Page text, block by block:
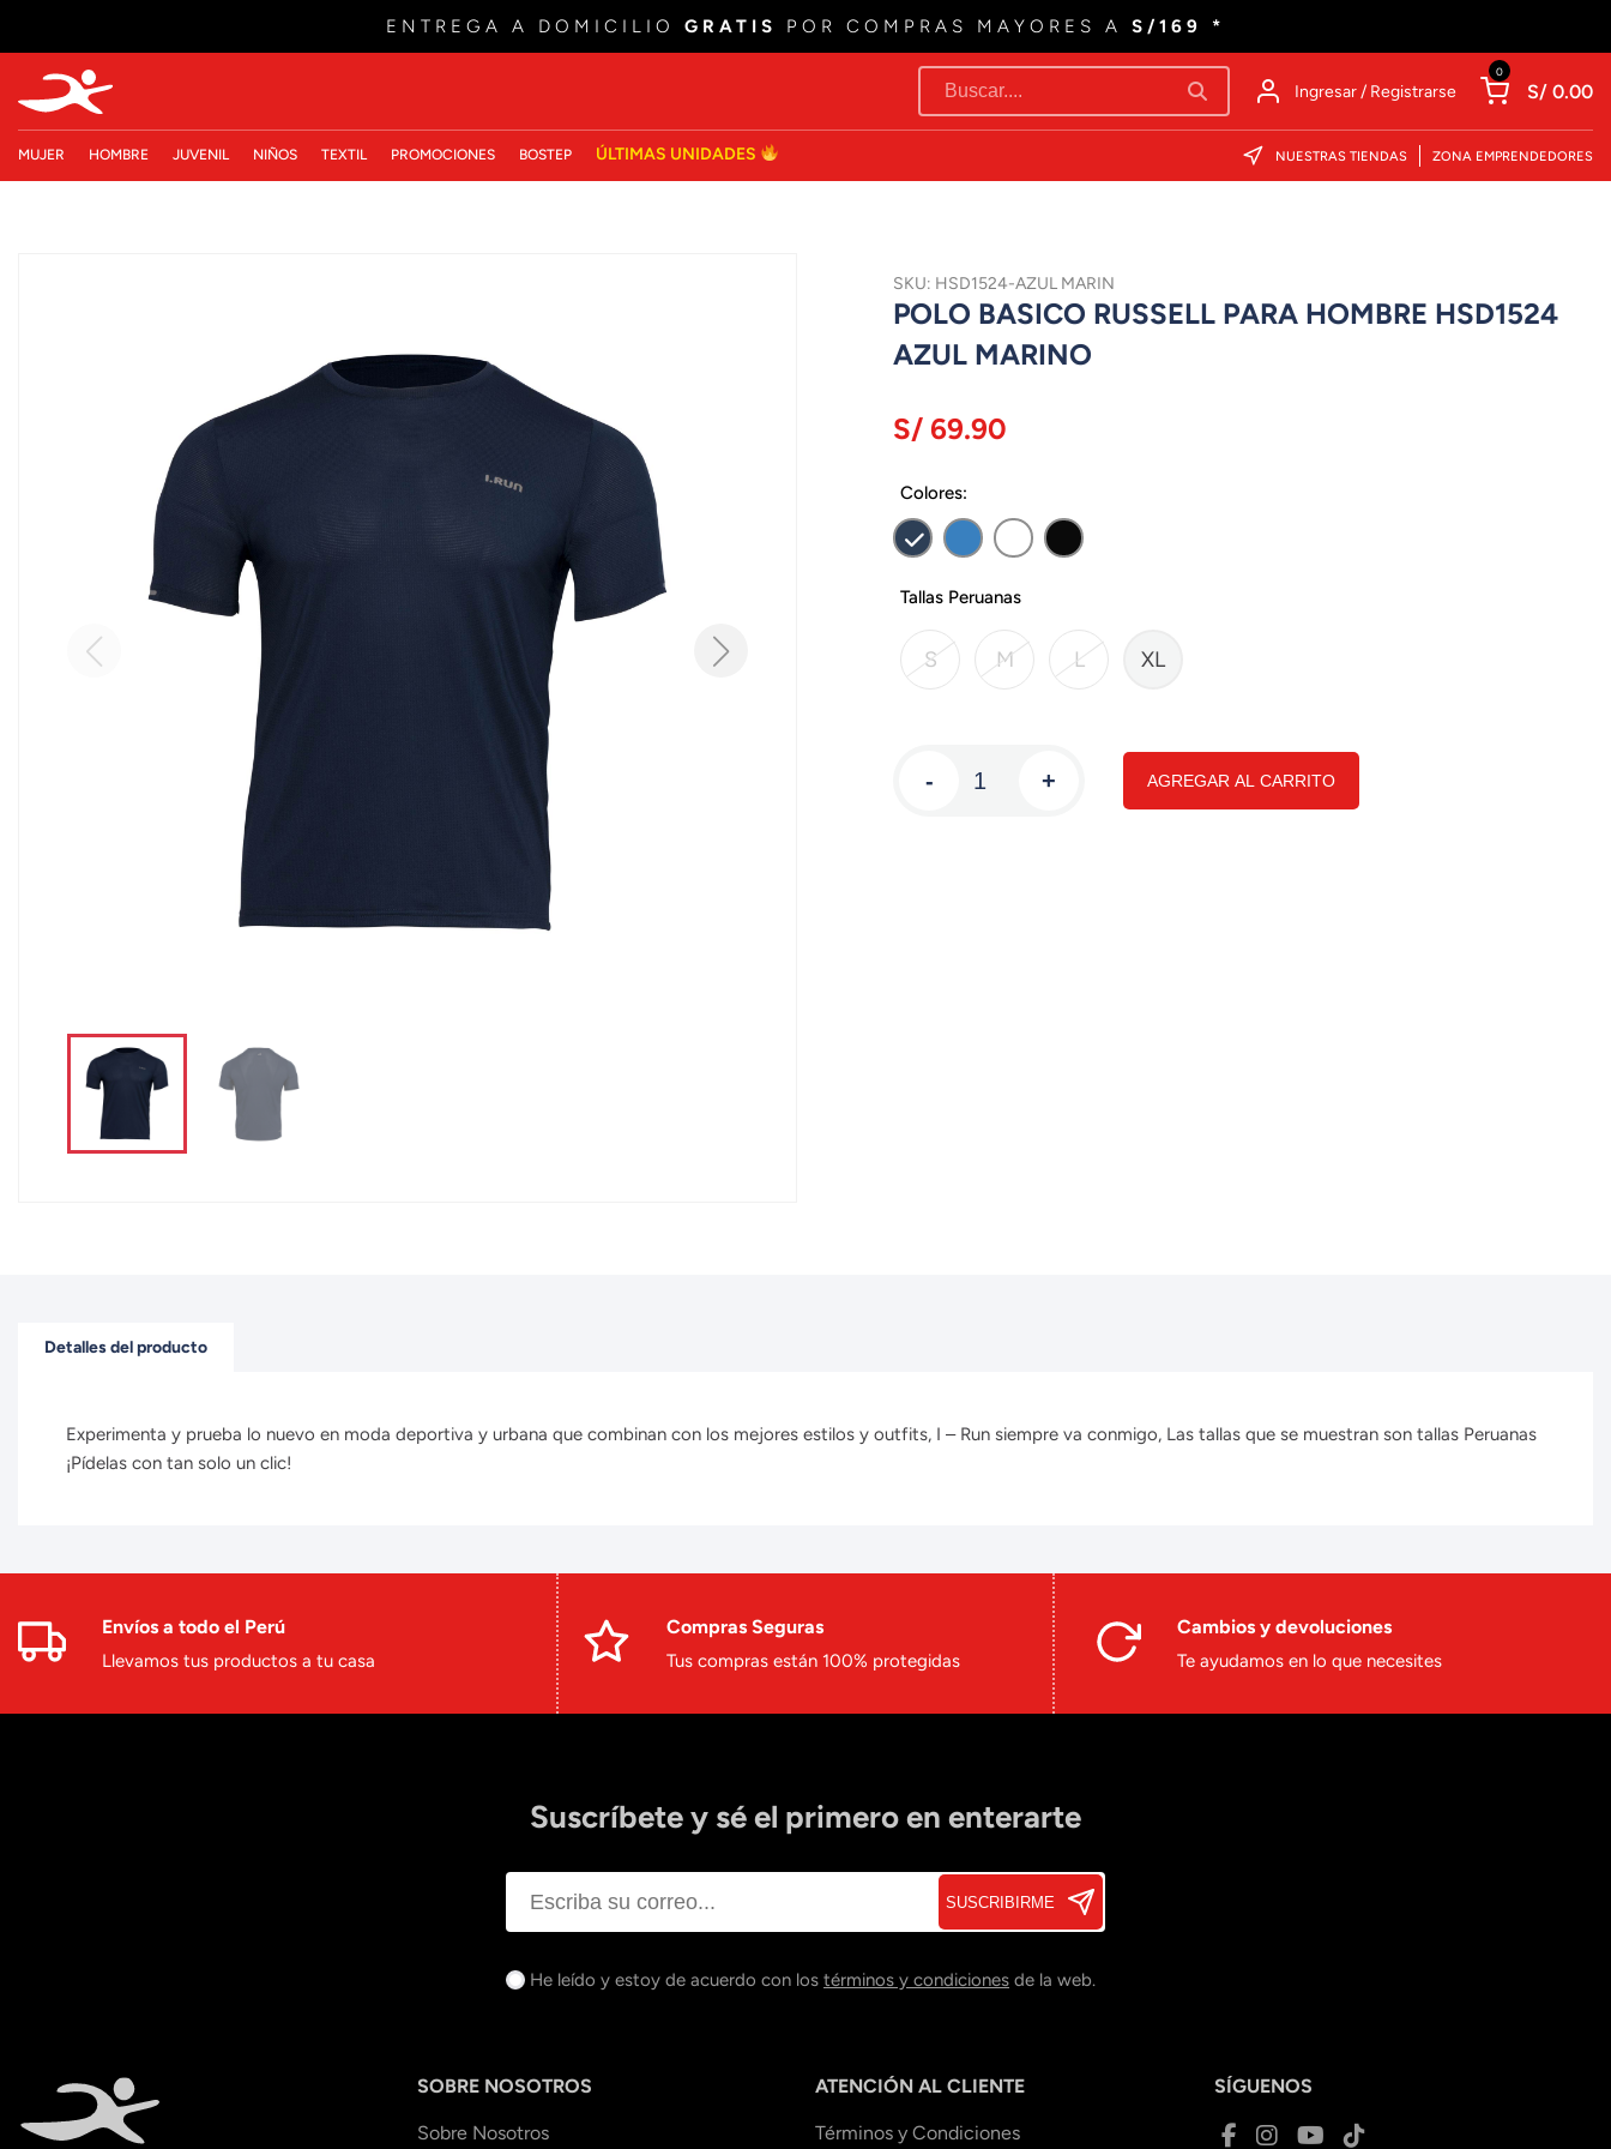
ENTREGA A DOMICILIO GRATIS POR COMPRAS MAYORES A S/169 *
Ingresar / Registrarse
0
S/ 0.00
MUJER HOMBRE JUVENIL NIÑOS TEXTIL PROMOCIONES BOSTEP ÚLTIMAS UNIDADES NUESTRAS TIENDAS ZONA EMPRENDEDORES
SKU: HSD1524-AZUL MARIN
POLO BASICO RUSSELL PARA HOMBRE HSD1524
AZUL MARINO
S/ 69.90
Colores:
Tallas Peruanas
S M L XL
- + AGREGAR AL CARRITO
Detalles del producto
Experimenta y prueba lo nuevo en moda deportiva y urbana que combinan con los mejores estilos y outfits, I – Run siempre va conmigo, Las tallas que se muestran son tallas Peruanas
¡Pídelas con tan solo un clic!
Envíos a todo el Perú
Llevamos tus productos a tu casa
Compras Seguras
Tus compras están 100% protegidas
Cambios y devoluciones
Te ayudamos en lo que necesites
Suscríbete y sé el primero en enterarte
SUSCRIBIRME
He leído y estoy de acuerdo con los términos y condiciones de la web.
SOBRE NOSOTROS
Sobre Nosotros
ATENCIÓN AL CLIENTE
Términos y Condiciones
SÍGUENOS